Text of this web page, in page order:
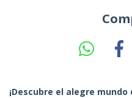
¡Descubre el alegre